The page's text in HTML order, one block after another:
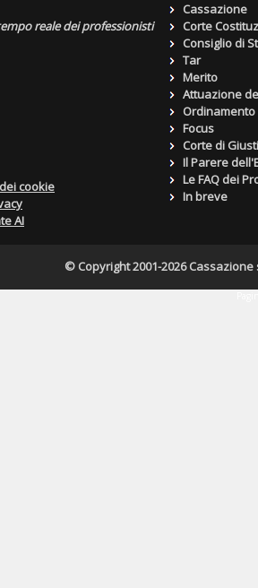
reale dei professionisti
cookie
AI
Cassazione
Corte
Consiglio di
Tar
Merito
Attuazione
Focus
Corte di
Il Parere
Le FAQ dei
In breve
© Copyright 2001-2026 Cassazione